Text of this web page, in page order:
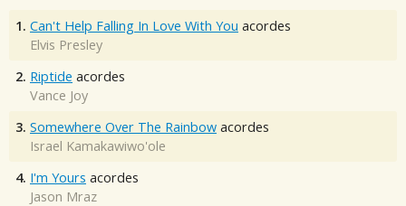
1. Can't Help Falling In Love With You acordes
Elvis Presley
2. Riptide acordes
Vance Joy
3. Somewhere Over The Rainbow acordes
Israel Kamakawiwo'ole
4. I'm Yours acordes
Jason Mraz